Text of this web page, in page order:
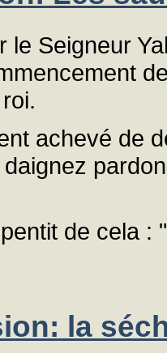
le Seigneur
achevé de
de cela :
la